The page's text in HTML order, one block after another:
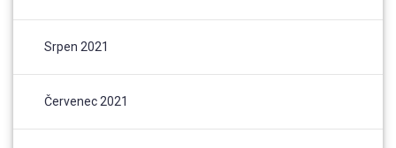
Srpen 2021
Červenec 2021